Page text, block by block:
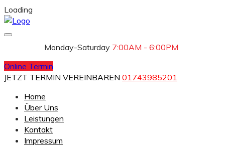
Loading
Monday-Saturday 7:00AM - 6:00PM
Online Termin
JETZT TERMIN VEREINBAREN 01743985201
Home
Über Uns
Leistungen
Kontakt
Impressum